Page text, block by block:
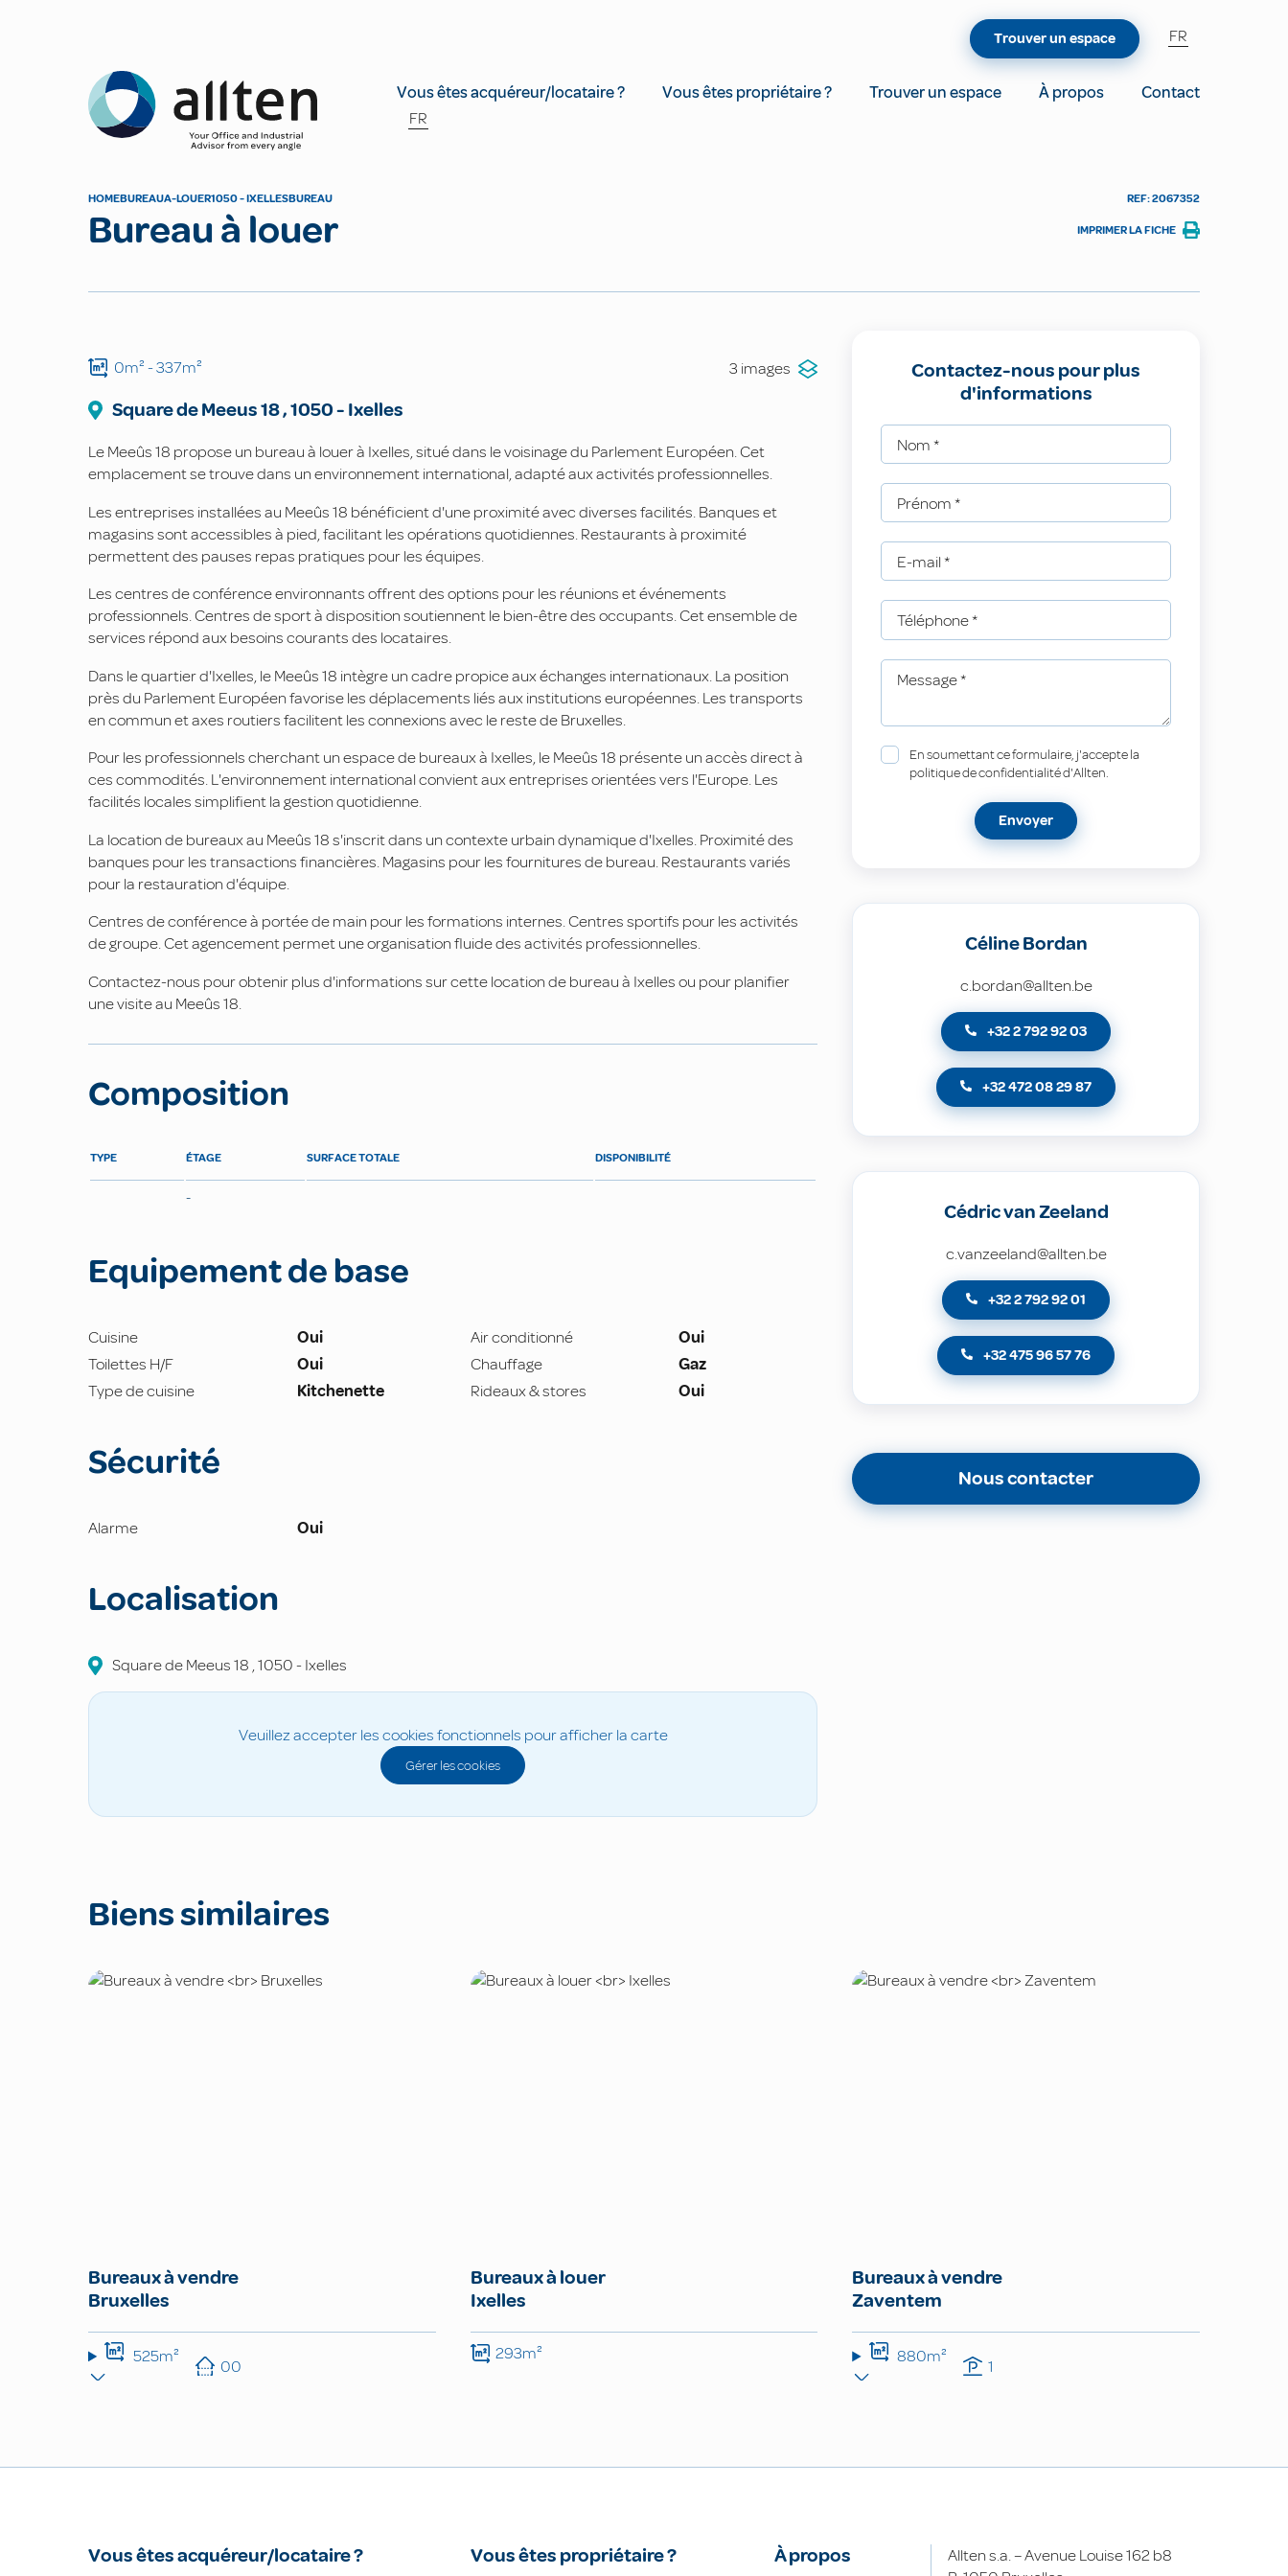
Allten
Vous êtes acquéreur/locataire ? Vous êtes propriétaire ? Trouver un espace À propos
Contact
FR
Trouver un espace FR
HOMEBUREAUA-LOUER1050 - IXELLESBUREAU
Bureau à louer
REF: 2067352
IMPRIMER LA FICHE
0m²- 337m² 3 images
Square de Meeus18,1050- Ixelles
Le Meeûs 18 propose un bureau à louer à Ixelles, situé dans le voisinage du Parlement Européen. Cet
emplacement se trouve dans un environnement international, adapté aux activités professionnelles.
Les entreprises installées au Meeûs 18 bénéficient d'une proximité avec diverses facilités. Banques et
magasins sont accessibles à pied, facilitant les opérations quotidiennes. Restaurants à proximité
permettent des pauses repas pratiques pour les équipes.
Les centres de conférence environnants offrent des options pour les réunions et événements
professionnels. Centres de sport à disposition soutiennent le bien-être des occupants. Cet ensemble de
services répond aux besoins courants des locataires.
Dans le quartier d'Ixelles, le Meeûs 18 intègre un cadre propice aux échanges internationaux. La position
près du Parlement Européen favorise les déplacements liés aux institutions européennes. Les transports
en commun et axes routiers facilitent les connexions avec le reste de Bruxelles.
Pour les professionnels cherchant un espace de bureaux à Ixelles, le Meeûs 18 présente un accès direct à
ces commodités. L'environnement international convient aux entreprises orientées vers l'Europe. Les
facilités locales simplifient la gestion quotidienne.
La location de bureaux au Meeûs 18 s'inscrit dans un contexte urbain dynamique d'Ixelles. Proximité des
banques pour les transactions financières. Magasins pour les fournitures de bureau. Restaurants variés
pour la restauration d'équipe.
Centres de conférence à portée de main pour les formations internes. Centres sportifs pour les activités
de groupe. Cet agencement permet une organisation fluide des activités professionnelles.
Contactez-nous pour obtenir plus d'informations sur cette location de bureau à Ixelles ou pour planifier
une visite au Meeûs 18.
Composition
TYPE ÉTAGE SURFACE TOTALE DISPONIBILITÉ
-
Equipement de base
Cuisine Oui Air conditionné
Oui
Toilettes H/F
Oui Chauffage
Gaz
Type de cuisine
Kitchenette Rideaux & stores Oui
Sécurité
Alarme Oui
Localisation
Square de Meeus18 ,1050-Ixelles
Veuillez accepter les cookies fonctionnels pour afficher la carte
Gérer les cookies
Contactez-nous pour plus
d'informations
Nom *
Prénom *
E-mail *
Téléphone*
Message*
En soumettant ce formulaire, j'accepte la
politique de confidentialité d'Allten.
Envoyer
Céline Bordan
c.bordan@allten.be
+32 2 792 92 03
+32 472 08 29 87
Cédric van Zeeland
c.vanzeeland@allten.be
+32 2 792 92 01
+32 475 96 57 76
Nous contacter
Biens similaires
Bureaux à vendre
Bruxelles
525m² 00
Bureaux à louer
Ixelles
293m²
Bureaux à vendre
Zaventem
880m² 1
Vous êtes acquéreur/locataire ? Vous êtes propriétaire ? À propos
Allten s.a. – Avenue Louise 162 b8